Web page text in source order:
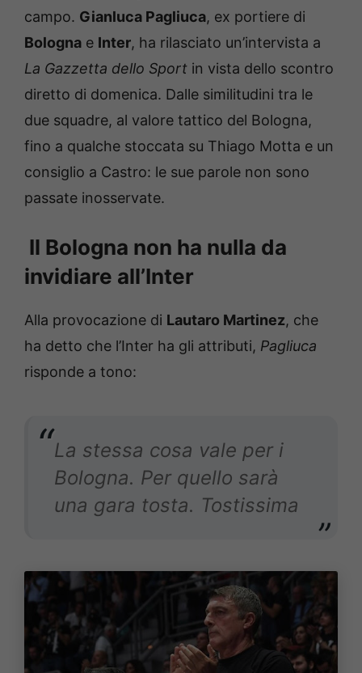
campo. Gianluca Pagliuca, ex portiere di
Bologna e Inter, ha rilasciato un’intervista a
La Gazzetta dello Sport in vista dello scontro
diretto di domenica. Dalle similitudini tra le
due squadre, al valore tattico del Bologna,
fino a qualche stoccata su Thiago Motta e un
consiglio a Castro: le sue parole non sono
passate inosservate.
Il Bologna non ha nulla da
invidiare all’Inter
Alla provocazione di Lautaro Martinez, che
ha detto che l’Inter ha gli attributi, Pagliuca
risponde a tono:
La stessa cosa vale per i
Bologna. Per quello sarà
una gara tosta. Tostissima